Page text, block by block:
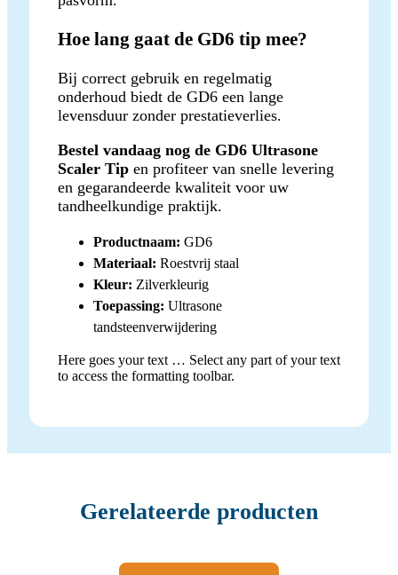
Hoe lang gaat de GD6 tip mee?
Bij correct gebruik en regelmatig
onderhoud biedt de GD6 een lange
levensduur zonder prestatieverlies.
Bestel vandaag nog de GD6 Ultrasone
Scaler Tip en profiteer van snelle levering
en gegarandeerde kwaliteit voor uw
tandheelkundige praktijk.
Productnaam: GD6
Materiaal: Roestvrij staal
Kleur: Zilverkleurig
Toepassing: Ultrasone
tandsteenverwijdering
Here goes your text … Select any part of your text
to access the formatting toolbar.
Gerelateerde producten